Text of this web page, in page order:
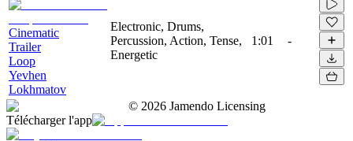
Cinematic
Trailer
Loop
Yevhen
Lokhmatov
Electronic, Drums,
Percussion, Action, Tense,
Energetic
1:01 -
© 2026 Jamendo Licensing
Télécharger l'app